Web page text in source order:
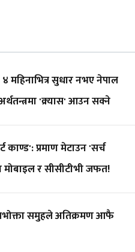
महिनाभित्र सुधार नभए नेपाल
'क्र्यास' आउन सक्ने
काण्ड': प्रमाण मेटाउन 'सर्च
मोबाइल र सीसीटीभी जफत!
समुहले अतिक्रमण आफै